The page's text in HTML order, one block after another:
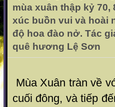
mùa xuân thập kỷ
xúc buồn vui và hoài
độ hoa đào nở. Tác
quê hương Lệ Sơn
Mùa Xuân tràn về
cuối đông, và tiếp